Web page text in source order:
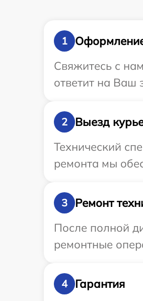
1
Свяжитесь с
ответит на Ваш
2
Выезд
Технический
ремонта мы
3
Ремонт
После полной
ремонтные
4
Гарантия